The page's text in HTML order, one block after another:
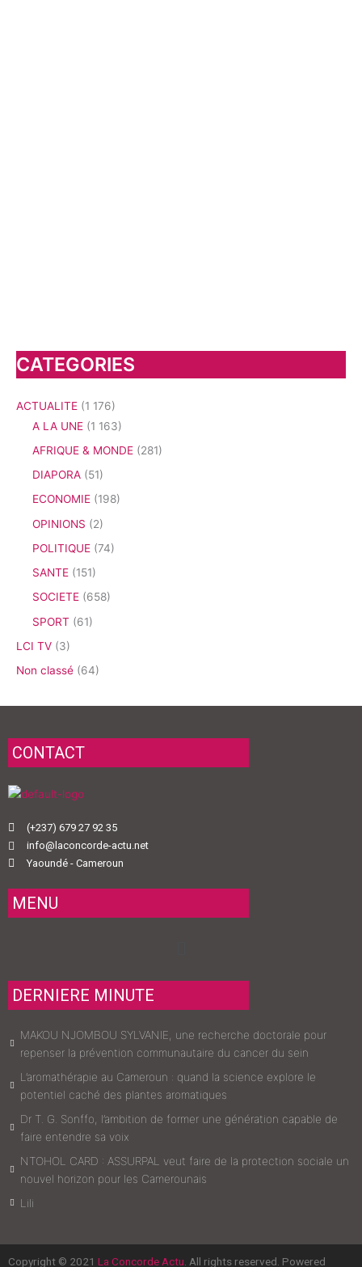
CATEGORIES
ACTUALITE (1 176)
A LA UNE (1 163)
AFRIQUE & MONDE (281)
DIAPORA (51)
ECONOMIE (198)
OPINIONS (2)
POLITIQUE (74)
SANTE (151)
SOCIETE (658)
SPORT (61)
LCI TV (3)
Non classé (64)
CONTACT
(+237) 679 27 92 35
info@laconcorde-actu.net
Yaoundé - Cameroun
MENU
DERNIERE MINUTE
MAKOU NJOMBOU SYLVANIE, une recherche doctorale pour
repenser la prévention communautaire du cancer du sein
L’aromathérapie au Cameroun : quand la science explore le
potentiel caché des plantes aromatiques
Dr T. G. Sonffo, l’ambition de former une génération capable de
faire entendre sa voix
NTOHOL CARD : ASSURPAL veut faire de la protection sociale un
nouvel horizon pour les Camerounais
Lili
Copyright © 2021 La Concorde Actu . All rights reserved. Powered